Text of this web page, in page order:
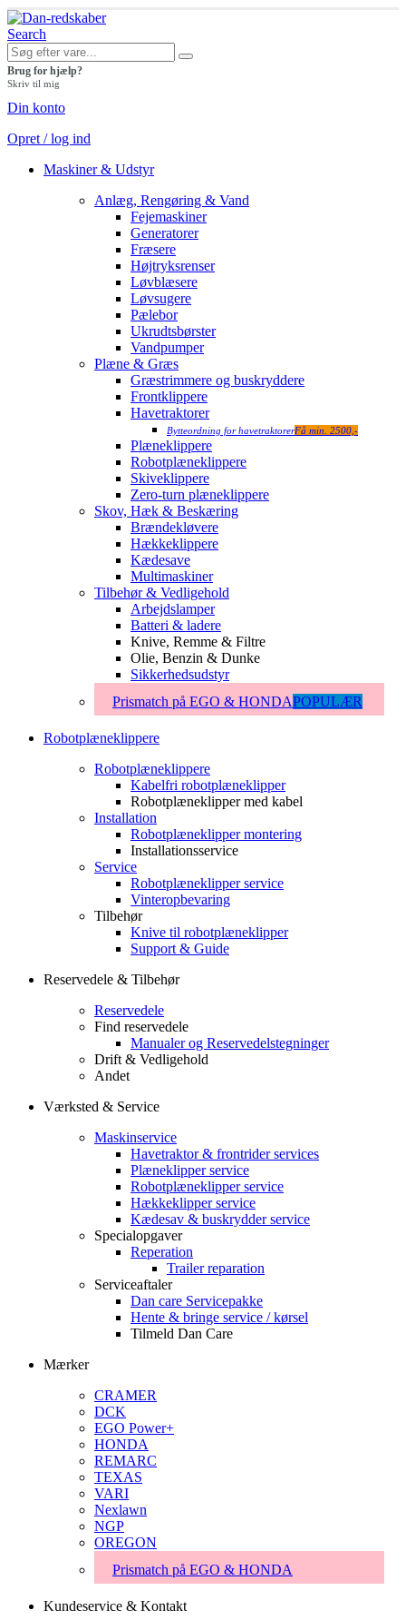
Search
Brug for hjælp?
Skriv til mig
Din konto
Opret / log ind
Maskiner & Udstyr
Anlæg, Rengøring & Vand
Fejemaskiner
Generatorer
Fræsere
Højtryksrenser
Løvblæsere
Løvsugere
Pælebor
Ukrudtsbørster
Vandpumper
Plæne & Græs
Græstrimmere og buskryddere
Frontklippere
Havetraktorer
Bytteordning for havetraktorerFå min. 2500,-
Plæneklippere
Robotplæneklippere
Skiveklippere
Zero-turn plæneklippere
Skov, Hæk & Beskæring
Brændekløvere
Hækkeklippere
Kædesave
Multimaskiner
Tilbehør & Vedligehold
Arbejdslamper
Batteri & ladere
Knive, Remme & Filtre
Olie, Benzin & Dunke
Sikkerhedsudstyr
Prismatch på EGO & HONDAPOPULÆR
Robotplæneklippere
Robotplæneklippere
Kabelfri robotplæneklipper
Robotplæneklipper med kabel
Installation
Robotplæneklipper montering
Installationsservice
Service
Robotplæneklipper service
Vinteropbevaring
Tilbehør
Knive til robotplæneklipper
Support & Guide
Reservedele & Tilbehør
Reservedele
Find reservedele
Manualer og Reservedelstegninger
Drift & Vedligehold
Andet
Værksted & Service
Maskinservice
Havetraktor & frontrider services
Plæneklipper service
Robotplæneklipper service
Hækkeklipper service
Kædesav & buskrydder service
Specialopgaver
Reperation
Trailer reparation
Serviceaftaler
Dan care Servicepakke
Hente & bringe service / kørsel
Tilmeld Dan Care
Mærker
CRAMER
DCK
EGO Power+
HONDA
REMARC
TEXAS
VARI
Nexlawn
NGP
OREGON
Prismatch på EGO & HONDA
Kundeservice & Kontakt